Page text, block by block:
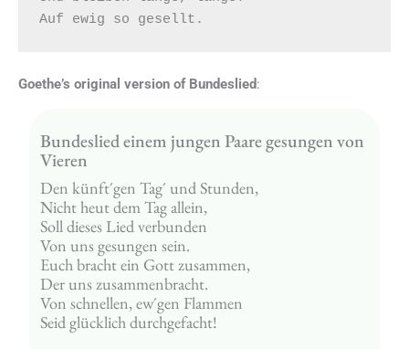
Goethe’s original version of Bundeslied:
Bundeslied einem jungen Paare gesungen von
Vieren
Den künft´gen Tag´ und Stunden,
Nicht heut dem Tag allein,
Soll dieses Lied verbunden
Von uns gesungen sein.
Euch bracht ein Gott zusammen,
Der uns zusammenbracht.
Von schnellen, ew´gen Flammen
Seid glücklich durchgefacht!